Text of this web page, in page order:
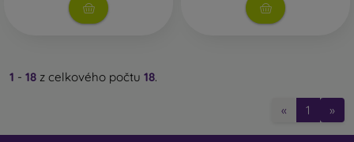
1 - 18 z celkového počtu 18.
« 1 »